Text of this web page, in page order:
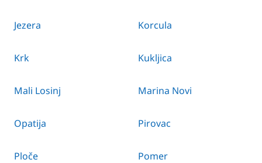
Jezera Korcula
Krk Kukljica
Mali Losinj Marina Novi
Opatija Pirovac
Ploče Pomer